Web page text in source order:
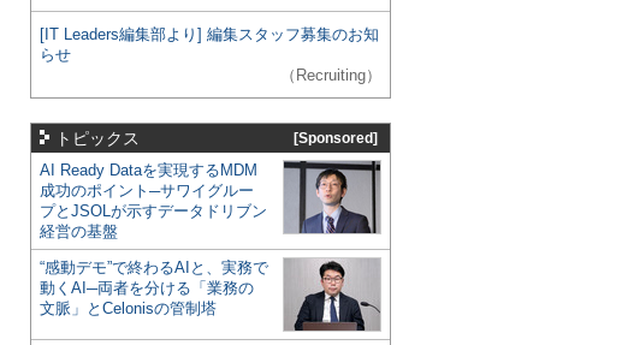
[IT Leaders編集部より] 編集スタッフ募集のお知
らせ
（Recruiting）
トピックス [Sponsored]
AI Ready Dataを実現するMDM
成功のポイント─サワイグルー
プとJSOLが示すデータドリブン
経営の基盤
“感動デモ”で終わるAIと、実務で
動くAI─両者を分ける「業務の
文脈」とCelonisの管制塔